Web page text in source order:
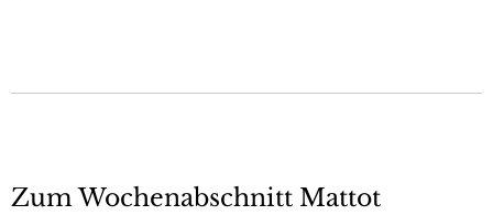
Zum Wochenabschnitt Mattot